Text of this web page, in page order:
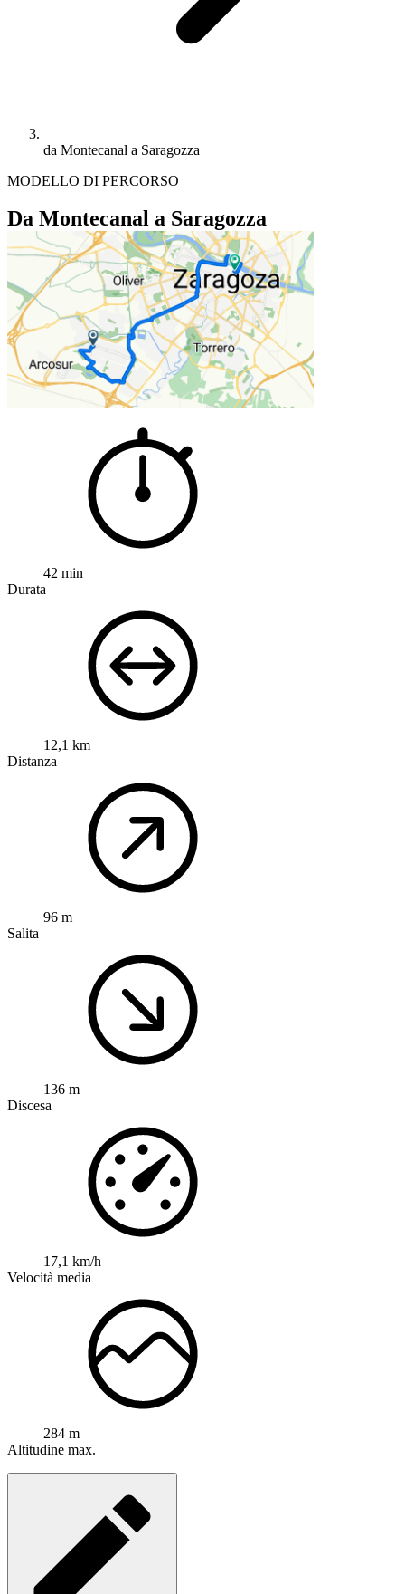
da Montecanal a Saragozza
MODELLO DI PERCORSO
Da Montecanal a Saragozza
42 min
Durata
12,1 km
Distanza
96 m
Salita
136 m
Discesa
17,1 km/h
Velocità media
284 m
Altitudine max.